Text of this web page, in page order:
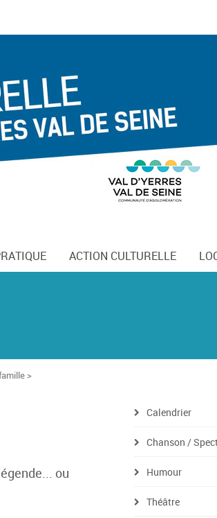
ACTION CULTURELLE
>
ou
Calendrier
Chanson /
Humour
Théâtre